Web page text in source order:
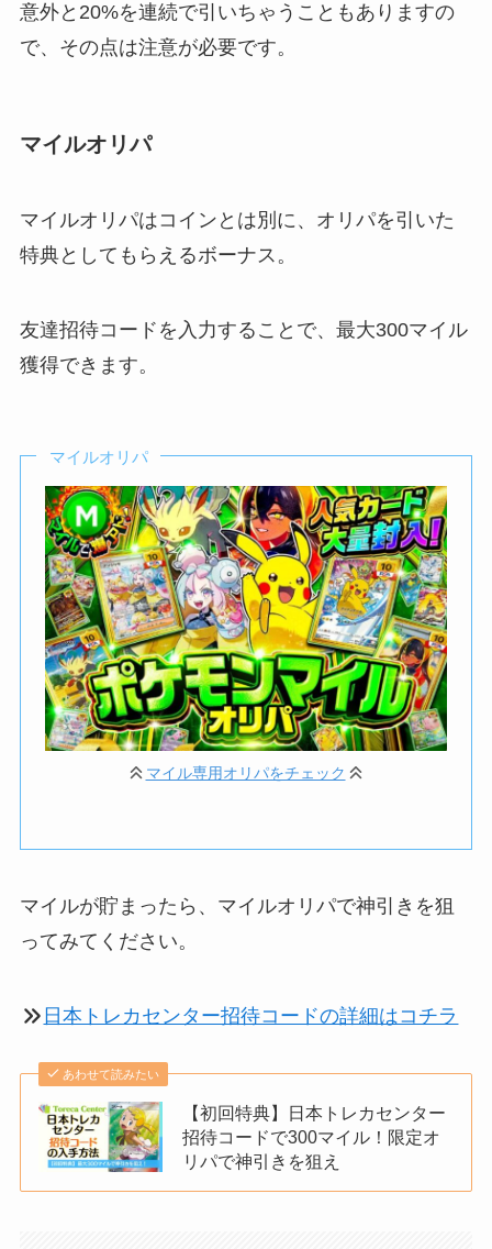
意外と20%を連続で引いちゃうこともありますの
で、その点は注意が必要です。
マイルオリパ
マイルオリパはコインとは別に、オリパを引いた
特典としてもらえるボーナス。
友達招待コードを入力することで、最大300マイル
獲得できます。
マイルオリパ
マイル専用オリパをチェック
マイルが貯まったら、マイルオリパで神引きを狙
ってみてください。
日本トレカセンター招待コードの詳細はコチラ
あわせて読みたい
【初回特典】日本トレカセンター
招待コードで300マイル！限定オ
リパで神引きを狙え